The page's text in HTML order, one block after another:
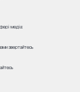
медіа:
звертайтесь